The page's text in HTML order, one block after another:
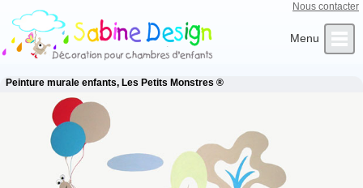
Nous contacter
Accueil
Qui sommes-nous ?
L’Artiste
Infos Clients
Contact
Peinture murale enfants, Les Petits Monstres ®